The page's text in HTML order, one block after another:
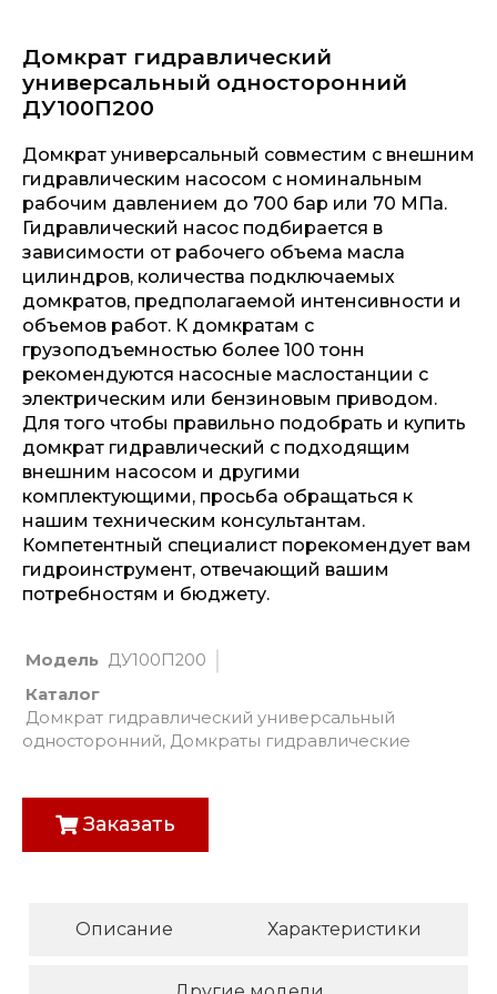
Домкрат гидравлический
универсальный односторонний
ДУ100П200
Домкрат универсальный совместим с внешним
гидравлическим насосом с номинальным
рабочим давлением до 700 бар или 70 МПа.
Гидравлический насос подбирается в
зависимости от рабочего объема масла
цилиндров, количества подключаемых
домкратов, предполагаемой интенсивности и
объемов работ. К домкратам с
грузоподъемностью более 100 тонн
рекомендуются насосные маслостанции с
электрическим или бензиновым приводом.
Для того чтобы правильно подобрать и купить
домкрат гидравлический с подходящим
внешним насосом и другими
комплектующими, просьба обращаться к
нашим техническим консультантам.
Компетентный специалист порекомендует вам
гидроинструмент, отвечающий вашим
потребностям и бюджету.
Модель ДУ100П200
Каталог
Домкрат гидравлический универсальный
односторонний, Домкраты гидравлические
Заказать
Описание Характеристики